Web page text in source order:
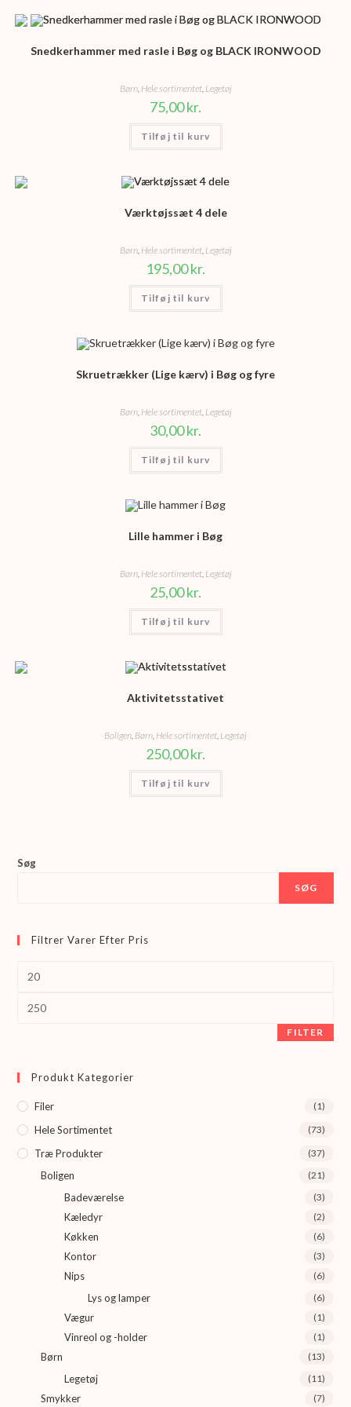
Snedkerhammer med rasle i Bøg og BLACK IRONWOOD
Børn, Hele sortimentet, Legetøj
75,00kr.
Tilføj til kurv
Værktøjssæt 4 dele
Børn, Hele sortimentet, Legetøj
195,00kr.
Tilføj til kurv
Skruetrækker (Lige kærv) i Bøg og fyre
Børn, Hele sortimentet, Legetøj
30,00kr.
Tilføj til kurv
Lille hammer i Bøg
Børn, Hele sortimentet, Legetøj
25,00kr.
Tilføj til kurv
Aktivitetsstativet
Boligen, Børn, Hele sortimentet, Legetøj
250,00kr.
Tilføj til kurv
Søg
SØG
Filtrer Varer Efter Pris
FILTER
Produkt Kategorier
Filer (1)
Hele Sortimentet (73)
Træ Produkter (37)
Boligen (21)
Badeværelse (3)
Kæledyr (2)
Køkken (6)
Kontor (3)
Nips (6)
Lys og lamper (6)
Vægur (1)
Vinreol og -holder (1)
Børn (13)
Legetøj (11)
Smykker (7)